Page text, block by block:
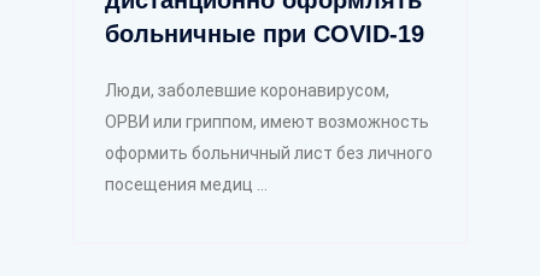
больничные при COVID-19
Люди, заболевшие коронавирусом,
ОРВИ или гриппом, имеют возможность
оформить больничный лист без личного
посещения медиц ...